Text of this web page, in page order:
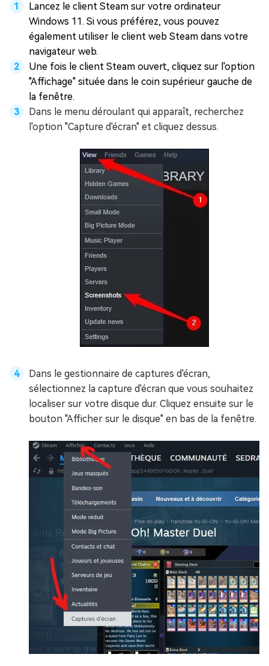
Lancez le client Steam sur votre ordinateur
Windows 11. Si vous préférez, vous pouvez
également utiliser le client web Steam dans votre
navigateur web.
Une fois le client Steam ouvert, cliquez sur l'option
"Affichage" située dans le coin supérieur gauche de
la fenêtre.
Dans le menu déroulant qui apparaît, recherchez
l'option "Capture d'écran" et cliquez dessus.
Dans le gestionnaire de captures d'écran,
sélectionnez la capture d'écran que vous souhaitez
localiser sur votre disque dur. Cliquez ensuite sur le
bouton "Afficher sur le disque" en bas de la fenêtre.